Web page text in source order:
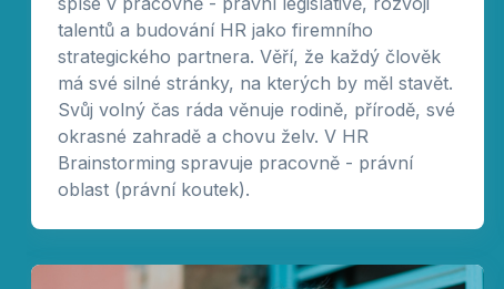
talentů a budování HR jako firemního
strategického partnera. Věří, že každý člověk
má své silné stránky, na kterých by měl stavět.
Svůj volný čas ráda věnuje rodině, přírodě, své
okrasné zahradě a chovu želv. V HR
Brainstorming spravuje pracovně - právní
oblast (právní koutek).